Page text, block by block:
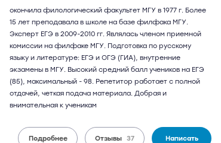
окончила филологический факультет МГУ в 1977 г. Более
15 лет преподавала в школе на базе филфака МГУ.
Эксперт ЕГЭ в 2009-2010 гг. Являлась членом приемной
комиссии на филфаке МГУ. Подготовка по русскому
языку и литературе: ЕГЭ и ОГЭ (ГИА), внутренние
экзамены в МГУ. Высокий средний балл учеников на ЕГЭ
(85), максимальный - 98. Репетитор работает с полной
отдачей, четкая подача материала. Добрая и
внимательная к ученикам
Подробнее Отзывы 37 Написать